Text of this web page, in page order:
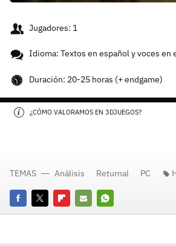
Jugadores: 1
Idioma: Textos en español y voces en
Duración: 20-25 horas (+ endgame)
¿CÓMO VALORAMOS EN 3DJUEGOS?
FacebookTwitterFlipboard
E-
Whatsapp
TEMAS Análisis Returnal PC